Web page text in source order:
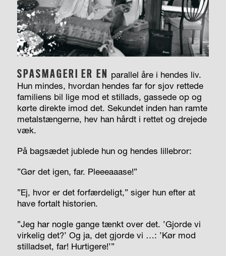
SPASMAGERI ER EN parallel åre i hendes liv.
Hun mindes, hvordan hendes far for sjov rettede
familiens bil lige mod et stillads, gassede op og
kørte direkte imod det. Sekundet inden han ramte
metalstængerne, hev han hårdt i rettet og drejede
væk.
På bagsædet jublede hun og hendes lillebror:
”Gør det igen, far. Pleeeaaase!”
”Ej, hvor er det forfærdeligt,” siger hun efter at
have fortalt historien.
”Jeg har nogle gange tænkt over det. ’Gjorde vi
virkelig det?’ Og ja, det gjorde vi …: ’Kør mod
stilladset, far! Hurtigere!’”